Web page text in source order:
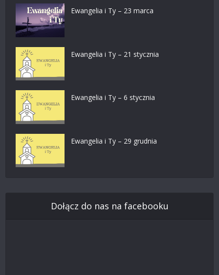
Ewangelia i Ty – 23 marca
Ewangelia i Ty – 21 stycznia
Ewangelia i Ty – 6 stycznia
Ewangelia i Ty – 29 grudnia
Dołącz do nas na facebooku